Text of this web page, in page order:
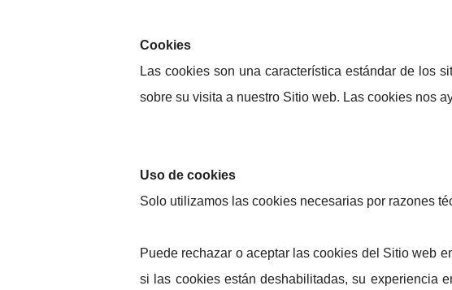
Cookies
Las cookies son una característica estándar de los
sobre su visita a nuestro Sitio web. Las cookies nos
Uso de cookies
Solo utilizamos las cookies necesarias por razones
Puede rechazar o aceptar las cookies del Sitio web
si las cookies están deshabilitadas, su experiencia